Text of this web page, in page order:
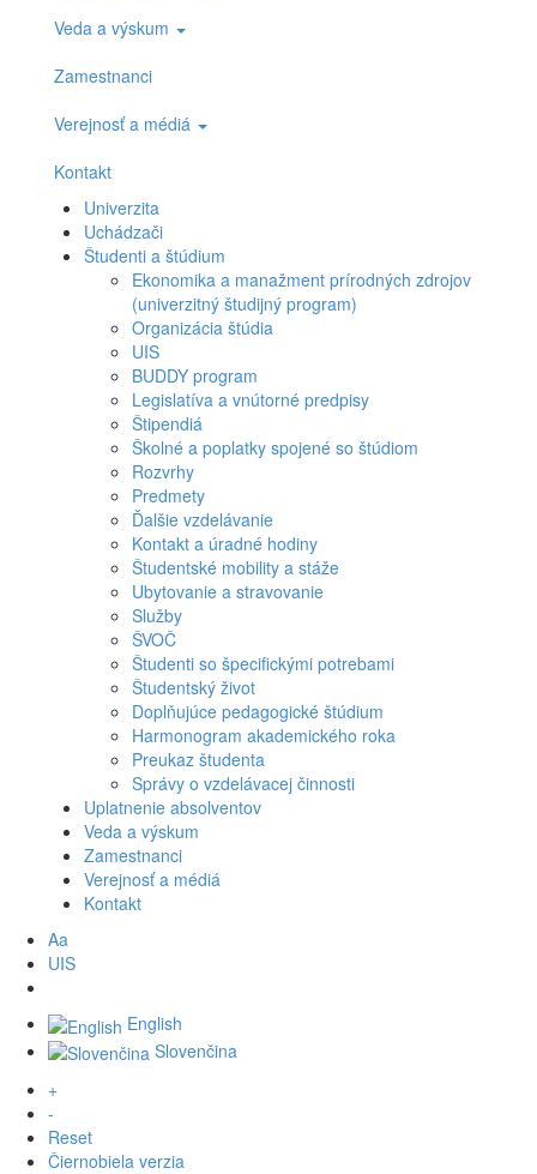
Veda a výskum
Zamestnanci
Verejnosť a médiá
Kontakt
Univerzita
Uchádzači
Študenti a štúdium
Ekonomika a manažment prírodných zdrojov
(univerzitný študijný program)
Organizácia štúdia
UIS
BUDDY program
Legislatíva a vnútorné predpisy
Štipendiá
Školné a poplatky spojené so štúdiom
Rozvrhy
Predmety
Ďalšie vzdelávanie
Kontakt a úradné hodiny
Študentské mobility a stáže
Ubytovanie a stravovanie
Služby
ŠVOČ
Študenti so špecifickými potrebami
Študentský život
Doplňujúce pedagogické štúdium
Harmonogram akademického roka
Preukaz študenta
Správy o vzdelávacej činnosti
Uplatnenie absolventov
Veda a výskum
Zamestnanci
Verejnosť a médiá
Kontakt
Aa
UIS
English
Slovenčina
+
-
Reset
Čiernobiela verzia